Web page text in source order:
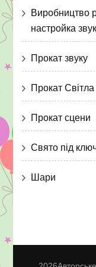
Виробництво
настройка
Прокат звуку
Прокат Світла
Прокат сцени
Свято під
Шари